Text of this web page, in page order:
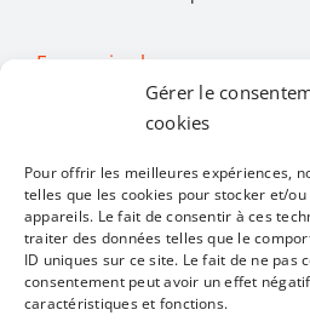
Gérer le
cookies
Pour offrir les meilleures expériences,
telles que les cookies pour stocker et/
appareils. Le fait de consentir à ces
traiter des données telles que le
ID uniques sur ce site. Le fait de ne pas
consentement peut avoir un effet
caractéristiques et fonctions.
En savoir plus…
Toggle
Navigation
Toutes les activités
Restons en contact